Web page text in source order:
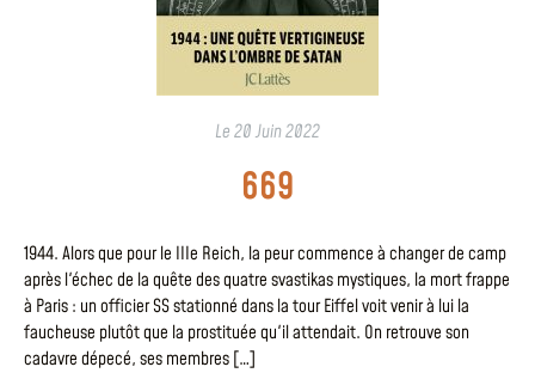
Le20 Juin 2022
669
1944. Alors que pour le IIIe Reich, la peur commence à changer de camp
après l'échec de la quête des quatre svastikas mystiques, la mort frappe
à Paris : un officier SS stationné dans la tour Eiffel voit venir à lui la
faucheuse plutôt que la prostituée qu'il attendait. On retrouve son
cadavre dépecé, ses membres […]